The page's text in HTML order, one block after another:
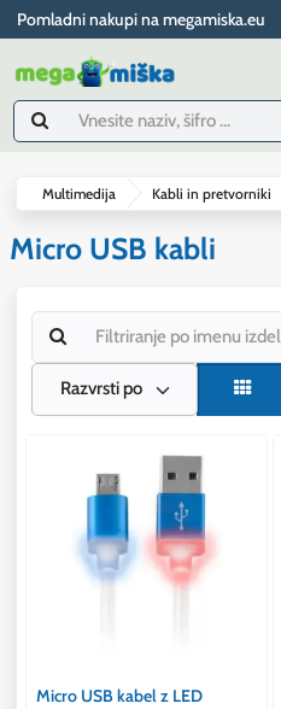
Pomladni nakupi na megamiska.eu
Multimedija Kabli in pretvorniki
Micro USB kabli
Razvrsti po
Micro USB kabel z LED